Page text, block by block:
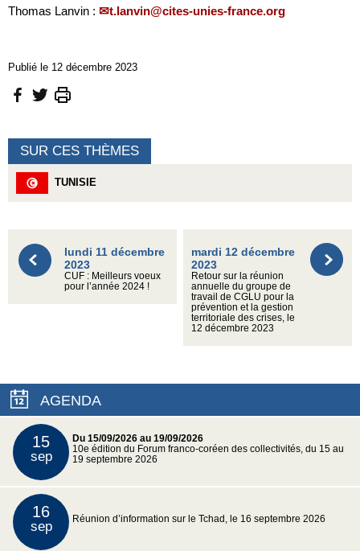
Thomas Lanvin :
t.lanvin@cites-unies-france.org
Publié le 12 décembre 2023
SUR CES THÈMES
TUNISIE
lundi 11 décembre
2023
CUF : Meilleurs voeux
pour l’année 2024 !
mardi 12 décembre
2023
Retour sur la réunion
annuelle du groupe de
travail de CGLU pour la
prévention et la gestion
territoriale des crises, le
12 décembre 2023
AGENDA
15
sep
Du 15/09/2026 au 19/09/2026
10e édition du Forum franco-coréen des collectivités, du 15 au
19 septembre 2026
16
sep Réunion d’information sur le Tchad, le 16 septembre 2026